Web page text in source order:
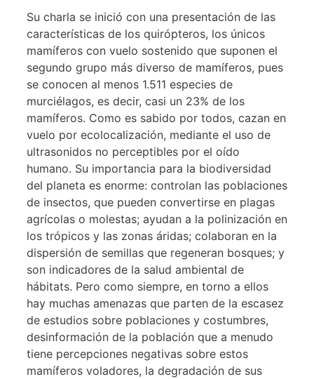
Su charla se inició con una presentación de las
características de los quirópteros, los únicos
mamíferos con vuelo sostenido que suponen el
segundo grupo más diverso de mamíferos, pues
se conocen al menos 1.511 especies de
murciélagos, es decir, casi un 23% de los
mamíferos. Como es sabido por todos, cazan en
vuelo por ecolocalización, mediante el uso de
ultrasonidos no perceptibles por el oído
humano. Su importancia para la biodiversidad
del planeta es enorme: controlan las poblaciones
de insectos, que pueden convertirse en plagas
agrícolas o molestas; ayudan a la polinización en
los trópicos y las zonas áridas; colaboran en la
dispersión de semillas que regeneran bosques; y
son indicadores de la salud ambiental de
hábitats. Pero como siempre, en torno a ellos
hay muchas amenazas que parten de la escasez
de estudios sobre poblaciones y costumbres,
desinformación de la población que a menudo
tiene percepciones negativas sobre estos
mamíferos voladores, la degradación de sus